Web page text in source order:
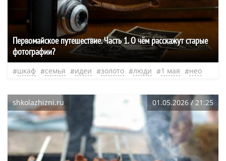
Первомайское путешествие. Часть 1. О чём расскажут старые
фотографии?
шкаф семья идеи золото люди 1 мая нео
shkolazhizni.ru 01.05.2026 / 21:25